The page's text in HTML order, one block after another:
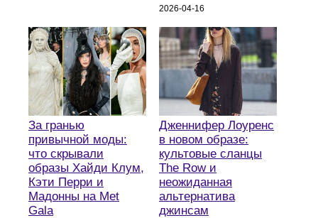
2026-04-16
За гранью
привычной моды:
что скрывали
образы Хайди Клум,
Кэти Перри и
Мадонны на Met
Gala
Дженнифер Лоуренс
в новом образе:
культовые сланцы
The Row и
неожиданная
альтернатива
джинсам